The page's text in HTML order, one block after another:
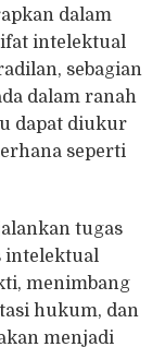
dalam
intelektual
sebagian
dalam ranah
dapat diukur
seperti
tugas
intelektual
menimbang
hukum, dan
menjadi